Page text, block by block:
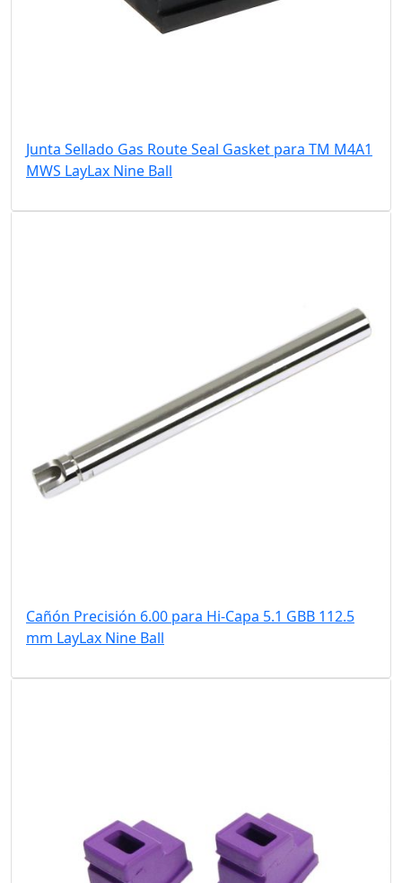
Junta Sellado Gas Route Seal Gasket para TM M4A1
MWS LayLax Nine Ball
Cañón Precisión 6.00 para Hi-Capa 5.1 GBB 112.5
mm LayLax Nine Ball